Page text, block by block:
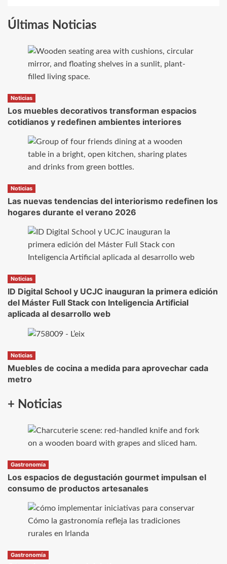
Últimas Noticias
Noticias
Los muebles decorativos transforman espacios
cotidianos y redefinen ambientes interiores
Noticias
Las nuevas tendencias del interiorismo redefinen los
hogares durante el verano 2026
Noticias
ID Digital School y UCJC inauguran la primera edición
del Máster Full Stack con Inteligencia Artificial
aplicada al desarrollo web
Noticias
Muebles de cocina a medida para aprovechar cada
metro
+ Noticias
Gastronomía
Los espacios de degustación gourmet impulsan el
consumo de productos artesanales
Gastronomía